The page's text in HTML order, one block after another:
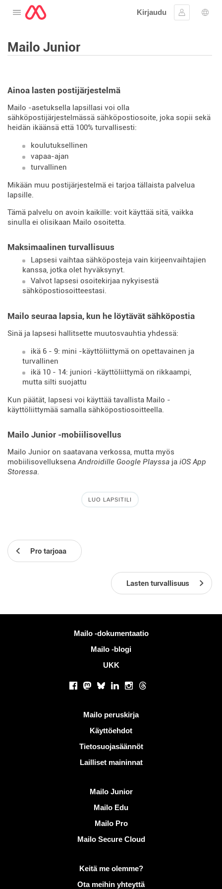
Avaa valikko
Kirjaudu
Kirjaudu
Mailo Junior
Ainoa lasten postijärjestelmä
Mailo -asetuksella lapsillasi voi olla
sähköpostijärjestelmässä sähköpostiosoite, joka sopii sekä
heidän ikäänsä että 100% turvallisesti:
koulutuksellinen
vapaa-ajan
turvallinen
Mikään muu postijärjestelmä ei tarjoa tällaista palvelua
lapsille.
Tämä palvelu on avoin kaikille: voit käyttää sitä, vaikka
sinulla ei olisikaan Mailo osoitetta.
Maksimaalinen turvallisuus
Lapsesi vaihtaa sähköposteja vain kirjeenvaihtajien
kanssa, jotka olet hyväksynyt.
Valvot lapsesi osoitekirjaa nykyisestä
sähköpostiosoitteestasi.
Mailo seuraa lapsia, kun he löytävät sähköpostia
Sinä ja lapsesi hallitsette muutosvauhtia yhdessä:
ikä 6 - 9: mini -käyttöliittymä on opettavainen ja
turvallinen
ikä 10 - 14: juniori -käyttöliittymä on rikkaampi,
mutta silti suojattu
Kun päätät, lapsesi voi käyttää tavallista Mailo -
käyttöliittymää samalla sähköpostiosoitteella.
Mailo Junior -mobiilisovellus
Mailo Junior on saatavana verkossa, mutta myös
mobiilisovelluksena Androidille Google Playssa ja iOS App
Storessa.
LUO LAPSITILI
Pro tarjoaa
Lasten turvallisuus
Mailo -dokumentaatio
Mailo -blogi
UKK
Facebook
Mastodon
BlueskyLinkedInInstagram
Threads
Mailo peruskirja
Käyttöehdot
Tietosuojasäännöt
Lailliset maininnat
Mailo Junior
Mailo Edu
Mailo Pro
Mailo Secure Cloud
Lisätietoja aiheesta MailoKeitä me olemme?
Ota meihin yhteyttä